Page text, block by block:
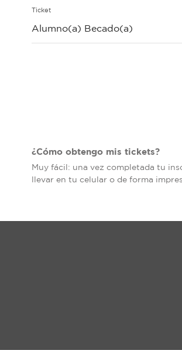
Ticket
Alumno(a) Becado(a)
¿Cómo obtengo mis tickets?
Muy fácil: una vez completada tu
llevar en tu celular o de forma